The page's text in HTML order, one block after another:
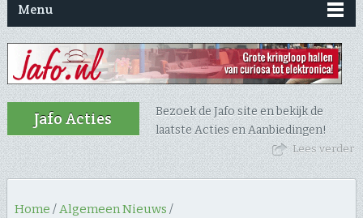
Menu
Jafo Acties
Bezoek de Jafo site en bekijk de
laatste Acties en Aanbiedingen!
Lees verder
Home /Algemeen Nieuws /